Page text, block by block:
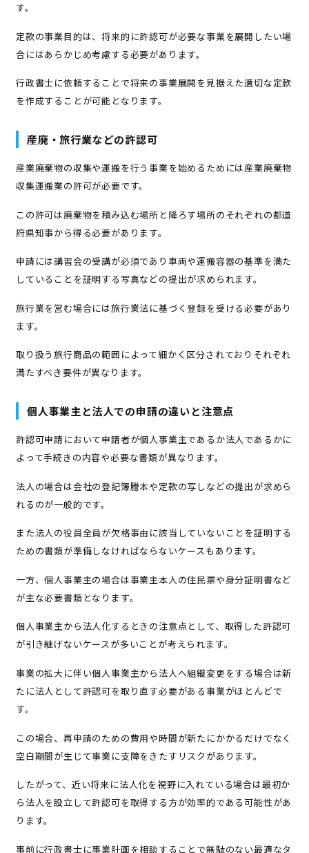
す。
定款の事業目的は、将来的に許認可が必要な事業を展開したい場
合にはあらかじめ考慮する必要があります。
行政書士に依頼することで将来の事業展開を見据えた適切な定款
を作成することが可能となります。
産廃・旅行業などの許認可
産業廃棄物の収集や運搬を行う事業を始めるためには産業廃棄物
収集運搬業の許可が必要です。
この許可は廃棄物を積み込む場所と降ろす場所のそれぞれの都道
府県知事から得る必要があります。
申請には講習会の受講が必須であり車両や運搬容器の基準を満た
していることを証明する写真などの提出が求められます。
旅行業を営む場合には旅行業法に基づく登録を受ける必要があり
ます。
取り扱う旅行商品の範囲によって細かく区分されておりそれぞれ
満たすべき要件が異なります。
個人事業主と法人での申請の違いと注意点
許認可申請において申請者が個人事業主であるか法人であるかに
よって手続きの内容や必要な書類が異なります。
法人の場合は会社の登記簿謄本や定款の写しなどの提出が求めら
れるのが一般的です。
また法人の役員全員が欠格事由に該当していないことを証明する
ための書類が準備しなければならないケースもあります。
一方、個人事業主の場合は事業主本人の住民票や身分証明書など
が主な必要書類となります。
個人事業主から法人化するときの注意点として、取得した許認可
が引き継げないケースが多いことが考えられます。
事業の拡大に伴い個人事業主から法人へ組織変更をする場合は新
たに法人として許認可を取り直す必要がある事業がほとんどで
す。
この場合、再申請のための費用や時間が新たにかかるだけでなく
空白期間が生じて事業に支障をきたすリスクがあります。
したがって、近い将来に法人化を視野に入れている場合は最初か
ら法人を設立して許認可を取得する方が効率的である可能性があ
ります。
事前に行政書士に事業計画を相談することで無駄のない最適なタ